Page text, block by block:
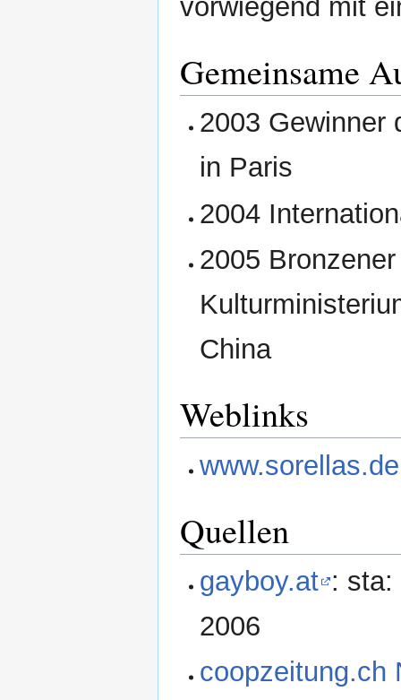
vorwiegend mit
Gemeinsame
2003 Gewinner
in Paris
2004
2005
China
Weblinks
www.sorellas.de
Quellen
gayboy.at : sta:
2006
coopzeitung.ch